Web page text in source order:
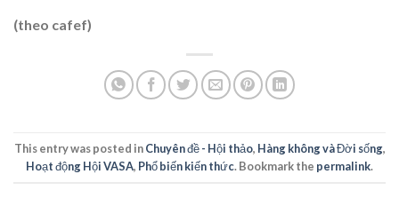
(theo cafef)
This entry was posted inChuyên đề - Hội thảo, Hàng không và Đời sống,
Hoạt động Hội VASA, Phổ biến kiến thức. Bookmark the permalink.